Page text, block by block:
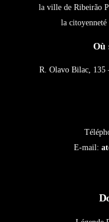
la ville de Ribeirão
la
Où
R. Olavo Bilac, 135
E-mail: